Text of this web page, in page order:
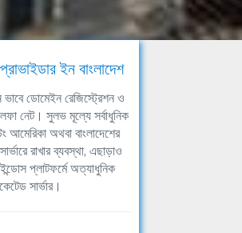
ইন বাংলাদেশ
ভাবে ডোমেইন রেজিস্ট্রেশন ও
নেট। সুলভ মূল্যে সর্বাধুনিক
আমেরিকা অথবা বাংলাদেশের
রাখার ব্যবস্থা, এছাড়াও
প্লাটফর্মে অত্যাধুনিক
সার্ভার।